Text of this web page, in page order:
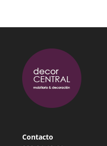
Contacto